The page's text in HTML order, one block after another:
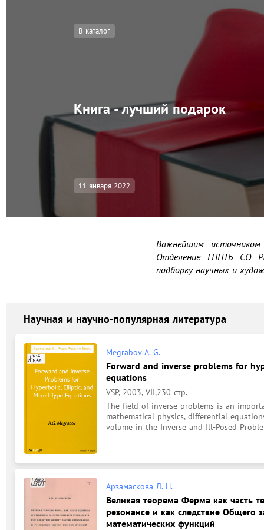
В каталог
Книга - лучший подарок
11 января 2022
Важнейшим
Отделение ГПНТБ СО
подборку научных и
Научная и научно-популярная литература
Megrabov A. G.
Forward and inverse problems for
equations
VSP, 2003, VII,230 стр.
The field of inverse problems is an
mathematical physics, differential
volume in the Inverse and Ill-Posed
Арзамаскова Л. Н.
Великая теорема Ферма как часть
резонансе и как следствие Общего
математических функций